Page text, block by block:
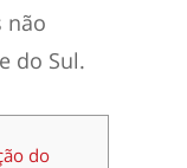
não
do Sul.
do